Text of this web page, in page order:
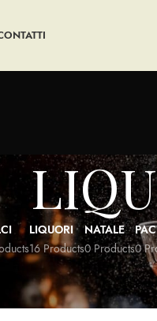
LIQUORI
16 Products
NATALE
0 Products0